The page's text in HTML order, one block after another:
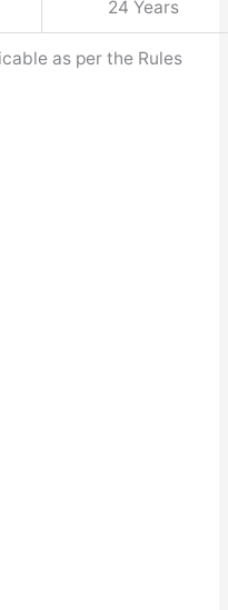
24 Years
as per the Rules